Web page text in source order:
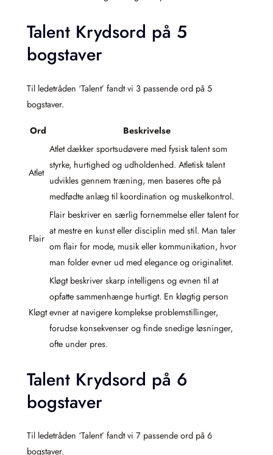
Talent Krydsord på 5
bogstaver
Til ledetråden ‘Talent’ fandt vi 3 passende ord på 5
bogstaver.
Ord Beskrivelse
Atlet
Atlet dækker sportsudøvere med fysisk talent som
styrke, hurtighed og udholdenhed. Atletisk talent
udvikles gennem træning, men baseres ofte på
medfødte anlæg til koordination og muskelkontrol.
Flair
Flair beskriver en særlig fornemmelse eller talent for
at mestre en kunst eller disciplin med stil. Man taler
om flair for mode, musik eller kommunikation, hvor
man folder evner ud med elegance og originalitet.
Kløgt
Kløgt beskriver skarp intelligens og evnen til at
opfatte sammenhænge hurtigt. En kløgtig person
evner at navigere komplekse problemstillinger,
forudse konsekvenser og finde snedige løsninger,
ofte under pres.
Talent Krydsord på 6
bogstaver
Til ledetråden ‘Talent’ fandt vi 7 passende ord på 6
bogstaver.